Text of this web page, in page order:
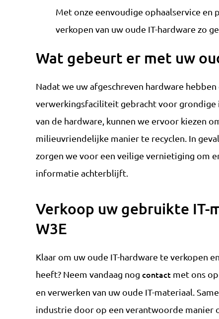
Met onze eenvoudige ophaalservice
verkopen van uw oude IT-hardware zo
Wat gebeurt er met uw
Nadat we uw afgeschreven hardware
verwerkingsfaciliteit gebracht voor grondige
van de hardware, kunnen we ervoor kiezen
milieuvriendelijke manier te recyclen. In
zorgen we voor een veilige vernietiging om
informatie achterblijft.
Verkoop uw gebruikte IT-
W3E
Klaar om uw oude IT-hardware te verkopen
heeft? Neem vandaag nog contact met ons
en verwerken van uw oude IT-materiaal.
industrie door op een verantwoorde manier